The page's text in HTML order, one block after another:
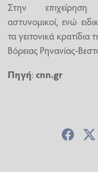
Στην επιχείρηση
αστυνομικοί, ενώ
τα γειτονικά
Βόρειας Ρηνανίας-
Πηγή:cnn.gr